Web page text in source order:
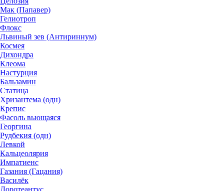
Мак (Папавер)
Гелиотроп
Флокс
Львиный зев (Антириннум)
Космея
Дихондра
Клеома
Настурция
Бальзамин
Статица
Хризантема (одн)
Крепис
Фасоль вьющаяся
Георгина
Рудбекия (одн)
Левкой
Кальцеолярия
Импатиенс
Газания (Гацания)
Василёк
Доротеантус